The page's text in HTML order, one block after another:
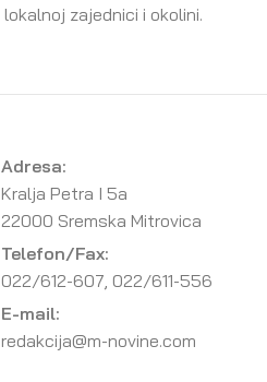
lokalnoj zajednici i okolini.
Adresa:
Kralja Petra I 5a
22000 Sremska Mitrovica
Telefon/Fax:
022/612-607, 022/611-556
E-mail:
redakcija@m-novine.com